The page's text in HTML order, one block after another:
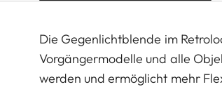
Die Gegenlichtblende im
Vorgängermodelle und alle
werden und ermöglicht mehr